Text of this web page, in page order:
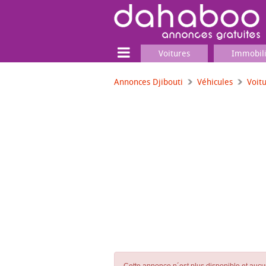
Voitures
Annonces Djibouti Véhicules